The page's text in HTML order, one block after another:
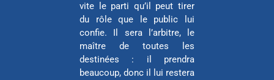
vite le parti qu’il peut tirer
du rôle que le public lui
confie. Il sera l’arbitre, le
maître de toutes les
destinées : il prendra
beaucoup, donc il lui restera